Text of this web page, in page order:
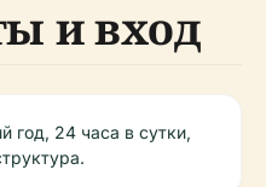
и вход
год, 24 часа в сутки,